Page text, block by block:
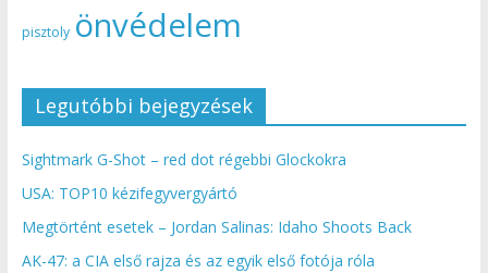
pisztoly önvédelem
Legutóbbi bejegyzések
Sightmark G-Shot – red dot régebbi Glockokra
USA: TOP10 kézifegyvergyártó
Megtörtént esetek – Jordan Salinas: Idaho Shoots Back
AK-47: a CIA első rajza és az egyik első fotója róla